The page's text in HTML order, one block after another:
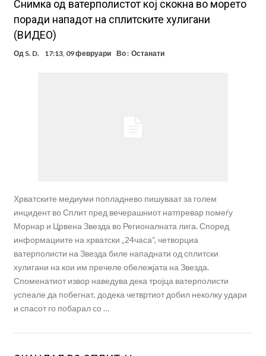
Снимка од ватерполистот кој скокна во морето
поради нападот на сплитските хулигани
(ВИДЕО)
Од S. D. 17:13, 09 февруари Во : Останати
Хрватските медиуми попладнево пишуваат за голем
инцидент во Сплит пред вечерашниот натпревар помеѓу
Морнар и Црвена Звезда во Регионалната лига. Според
информациите на хрватски „24часа“, четворциа
ватерполисти на Звезда биле нападнати од сплитски
хулигани на кои им пречеле обележјата на Звезда.
Споменатиот извор наведува дека тројца ватерполисти
успеале да побегнат, додека четвртиот добил неколку удари
и спасот го побарал со …